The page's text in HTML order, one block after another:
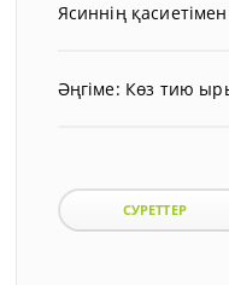
Ясиннің
Әңгіме: Көз тию
СУРЕТТЕР